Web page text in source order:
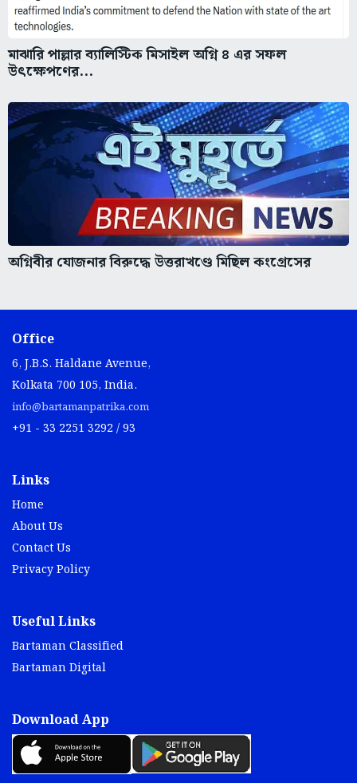
মাঝারি পাল্লার ব্যালিস্টিক মিসাইল অগ্নি ৪ এর সফল
উৎক্ষেপণের...
অগ্নিবীর যোজনার বিরুদ্ধে উত্তরাখণ্ডে মিছিল কংগ্রেসের
Office
6, J.B.S. Haldane Avenue,
Kolkata 700 105, India.
info@bartamanpatrika.com
+91 - 33 2251 3292 / 93
Links
Home
About Us
Contact Us
Privacy Policy
Useful Links
Bartaman Classified
Bartaman Digital
Download App